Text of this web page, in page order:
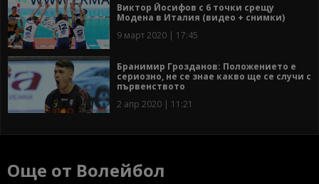
Виктор Йосифов с 6 точки срещу
Модена в Италия (видео + снимки)
9 март 2020 | 17:45
Бранимир Грозданов: Положението е
сериозно, не се знае какво ще се случи с
първенството
2 апр 2020 | 11:21
Още от Волейбол